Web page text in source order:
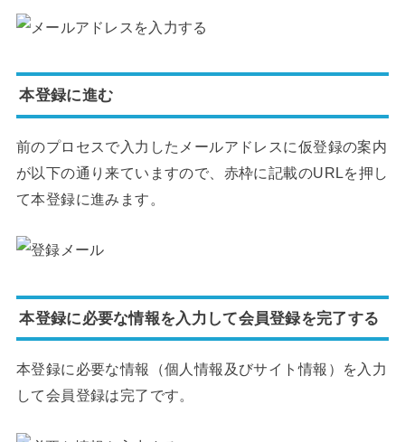
本登録に進む
前のプロセスで入力したメールアドレスに仮登録の案内
が以下の通り来ていますので、赤枠に記載のURLを押し
て本登録に進みます。
本登録に必要な情報を入力して会員登録を完了する
本登録に必要な情報（個人情報及びサイト情報）を入力
して会員登録は完了です。